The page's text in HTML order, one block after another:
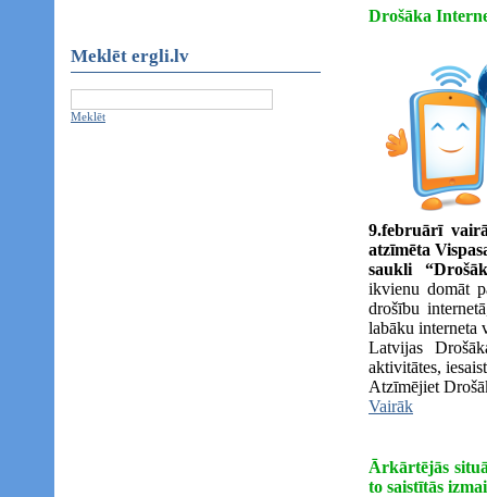
Meklēt ergli.lv
Meklēt
Drošāka
9.februārī
atzīmēta
saukli
ikvienu domāt
drošību
labāku interneta
Latvijas
aktivitātes,
Atzīmējiet
Vairāk
Ārkārtējās
to saistītās